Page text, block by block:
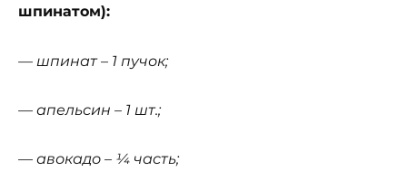
шпинатом):
— шпинат – 1 пучок;
— апельсин – 1 шт.;
— авокадо – ¼ часть;